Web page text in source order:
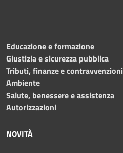
Educazione e formazione
Giustizia e sicurezza pubblica
Tributi, finanze e contravvenzioni
Ambiente
Salute, benessere e assistenza
Autorizzazioni
NOVITÀ